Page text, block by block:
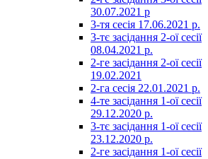
30.07.2021 р
3-тя сесія 17.06.2021 р.
3-тє засідання 2-ої сесії
08.04.2021 р.
2-ге засідання 2-ої сесії
19.02.2021
2-га сесія 22.01.2021 р.
4-те засідання 1-ої сесії
29.12.2020 р.
3-тє засідання 1-ої сесії
23.12.2020 р.
2-ге засідання 1-ої сесії